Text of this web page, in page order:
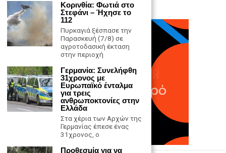
Κορινθία: Φωτιά στο
Στεφάνι – Ήχησε το
112
Πυρκαγιά ξέσπασε την
Παρασκευή (7/8) σε
αγροτοδασική έκταση
στην περιοχή
Γερμανία: Συνελήφθη
31χρονος με
Ευρωπαϊκό ένταλμα
για τρεις
ανθρωποκτονίες στην
Ελλάδα
Στα χέρια των Αρχών της
Γερμανίας έπεσε ένας
31χρονος, ο
Προθεσμία για να